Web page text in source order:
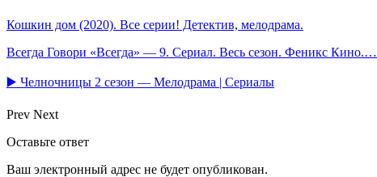
Кошкин дом (2020). Все серии! Детектив, мелодрама.
Всегда Говори «Всегда» — 9. Сериал. Весь сезон. Феникс Кино.…
▶️ Челночницы 2 сезон — Мелодрама | Сериалы
Prev Next
Оставьте ответ
Ваш электронный адрес не будет опубликован.